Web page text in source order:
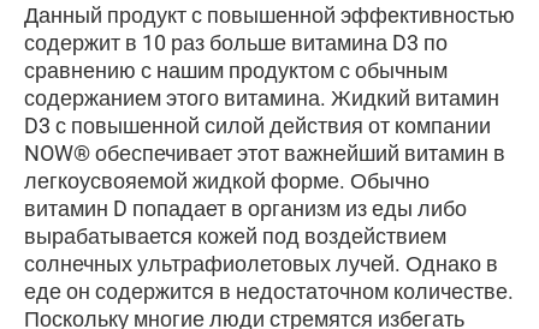
Данный продукт с повышенной эффективностью
содержит в 10 раз больше витамина D3 по
сравнению с нашим продуктом с обычным
содержанием этого витамина. Жидкий витамин
D3 с повышенной силой действия от компании
NOW® обеспечивает этот важнейший витамин в
легкоусвояемой жидкой форме. Обычно
витамин D попадает в организм из еды либо
вырабатывается кожей под воздействием
солнечных ультрафиолетовых лучей. Однако в
еде он содержится в недостаточном количестве.
Поскольку многие люди стремятся избегать